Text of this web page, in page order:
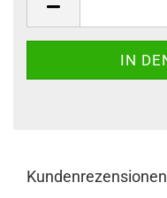
Kundenrezensionen